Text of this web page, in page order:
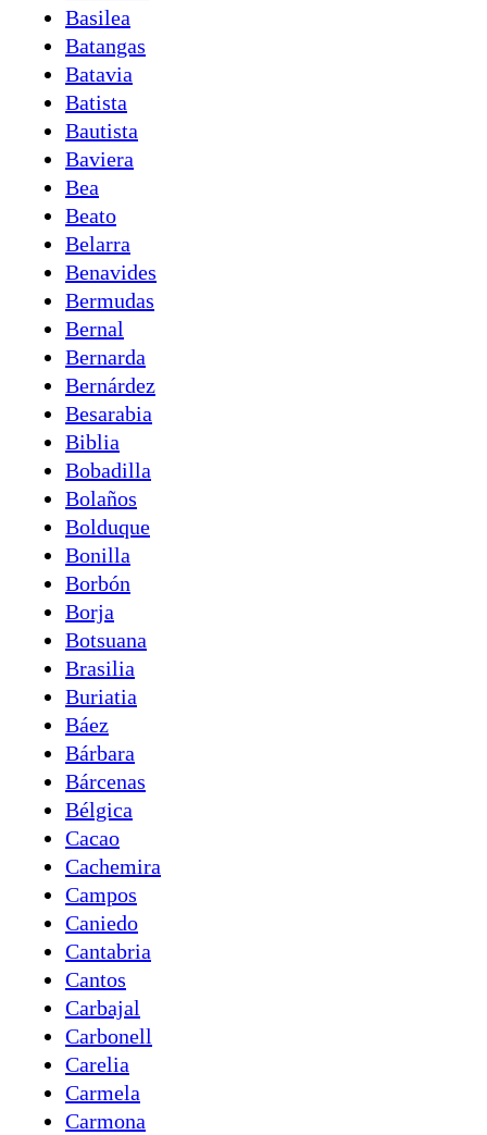
Basilea
Batangas
Batavia
Batista
Bautista
Baviera
Bea
Beato
Belarra
Benavides
Bermudas
Bernal
Bernarda
Bernárdez
Besarabia
Biblia
Bobadilla
Bolaños
Bolduque
Bonilla
Borbón
Borja
Botsuana
Brasilia
Buriatia
Báez
Bárbara
Bárcenas
Bélgica
Cacao
Cachemira
Campos
Caniedo
Cantabria
Cantos
Carbajal
Carbonell
Carelia
Carmela
Carmona